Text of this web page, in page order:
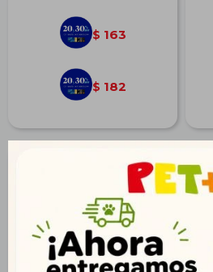
$ 163
$ 182